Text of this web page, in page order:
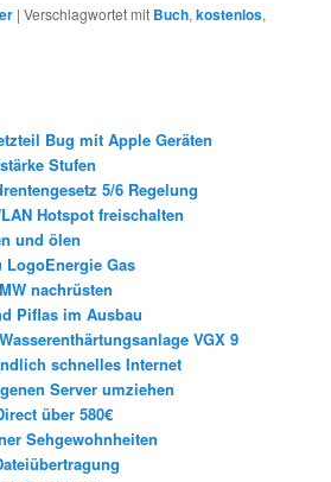
|Verschlagwortet mit Buch,kostenlos,
Bug mit Apple Geräten
Stufen
5/6 Regelung
Hotspot freischalten
und ölen
LogoEnergie Gas
nachrüsten
Piflas im Ausbau
VGX 9
schnelles Internet
Server umziehen
über 580€
Sehgewohnheiten